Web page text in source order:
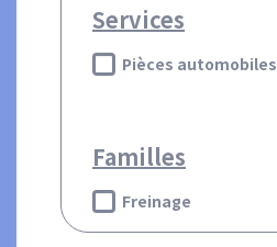
Services
Pièces automobiles
Familles
Freinage